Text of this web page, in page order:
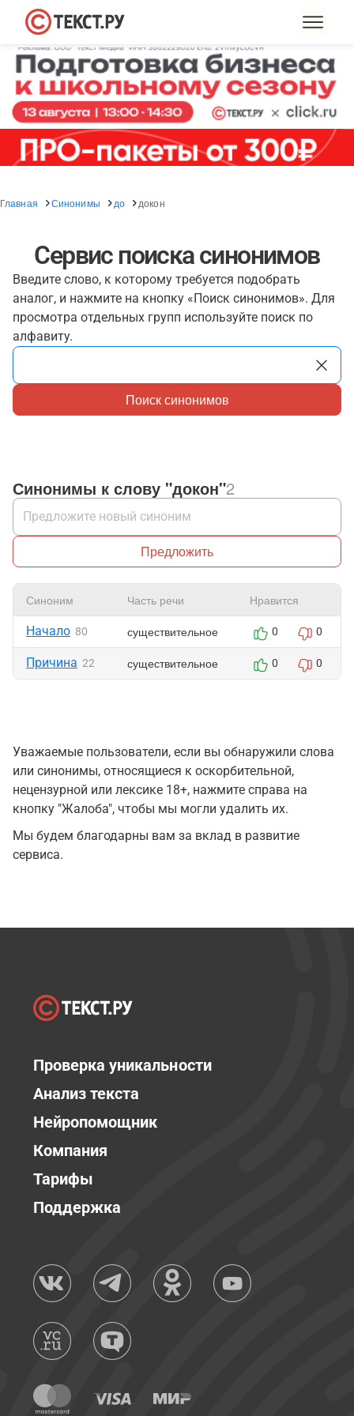
Главная Синонимы до докон
Сервис поиска синонимов
Введите слово, к которому требуется подобрать
аналог, и нажмите на кнопку «Поиск синонимов». Для
просмотра отдельных групп используйте поиск по
алфавиту.
Поиск синонимов
Синонимы к слову "докон"2
Предложить
Синоним Часть речи Нравится
Начало 80 существительное 0 0
Причина 22 существительное 0 0
Уважаемые пользователи, если вы обнаружили слова
или синонимы, относящиеся к оскорбительной,
нецензурной или лексике 18+, нажмите справа на
кнопку "Жалоба", чтобы мы могли удалить их.
Мы будем благодарны вам за вклад в развитие
сервиса.
Проверка уникальности
Анализ текста
Нейропомощник
Компания
Тарифы
Поддержка